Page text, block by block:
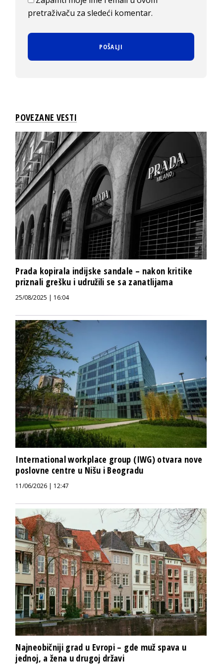
pretraživaču za sledeći komentar.
POVEZANE VESTI
Prada kopirala indijske sandale – nakon kritike
priznali grešku i udružili se sa zanatlijama
25/08/2025 | 16:04
International workplace group (IWG) otvara nove
poslovne centre u Nišu i Beogradu
11/06/2026 | 12:47
Najneobičniji grad u Evropi – gde muž spava u
jednoj, a žena u drugoj državi